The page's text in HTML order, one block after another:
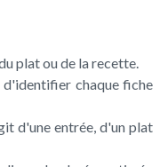
plat ou de la recette.
chaque fiche
d'une entrée, d'un plat